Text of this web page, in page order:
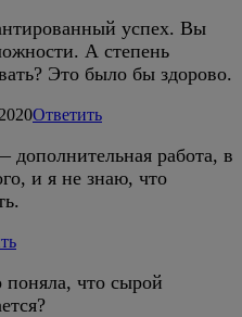
успех. Вы
А степень
Это было бы здорово.
Ответить
работа, в
и я не знаю, что
что сырой